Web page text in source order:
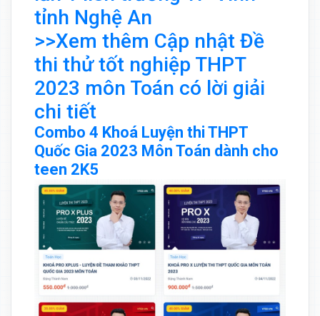
tỉnh Nghệ An
>>Xem thêm Cập nhật Đề
thi thử tốt nghiệp THPT
2023 môn Toán có lời giải
chi tiết
Combo 4 Khoá Luyện thi THPT
Quốc Gia 2023 Môn Toán dành cho
teen 2K5